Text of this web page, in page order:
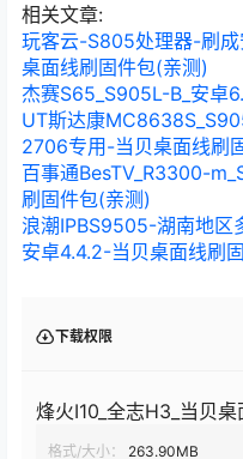
相关文章:
玩客云-S805处理器-刷
桌面线刷固件包(亲测)
杰赛S65_S905L-B_安卓
UT斯达康
2706专用-当贝桌面线刷
百事通BesTV_R3300-
刷固件包(亲测)
浪潮IPBS9505-湖南地
安卓4.4.2-当贝桌面线刷
下载权限
烽火I10_全志H3_当贝
格式/大小： 263.90MB